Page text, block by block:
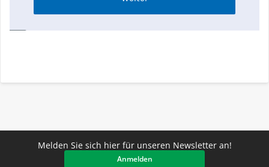
Melden Sie sich hier für unseren Newsletter an!
Anmelden